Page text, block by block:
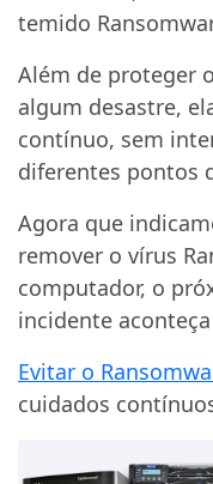
temido
Além de proteger
algum desastre,
contínuo, sem
diferentes pontos
Agora que
remover o vírus
computador, o
incidente
Evitar o
cuidados